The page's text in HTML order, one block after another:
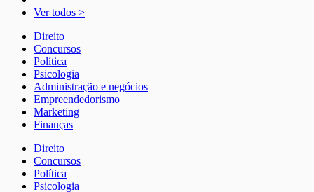
Ver todos >
Direito
Concursos
Política
Psicologia
Administração e negócios
Empreendedorismo
Marketing
Finanças
Direito
Concursos
Política
Psicologia